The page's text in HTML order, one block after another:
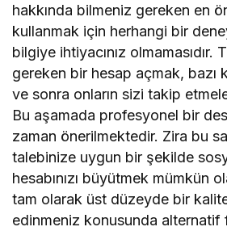
hakkında bilmeniz gereken en
kullanmak için herhangi bir
bilgiye ihtiyacınız olmamasıdır.
gereken bir hesap açmak, bazı
ve sonra onların sizi takip
Bu aşamada profesyonel bir
zaman önerilmektedir. Zira bu
talebinize uygun bir şekilde
hesabınızı büyütmek mümkün
tam olarak üst düzeyde bir
edinmeniz konusunda alternatif